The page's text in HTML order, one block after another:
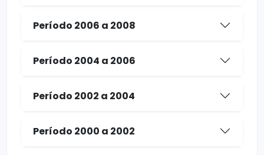
Período 2006 a 2008
Período 2004 a 2006
Período 2002 a 2004
Período 2000 a 2002